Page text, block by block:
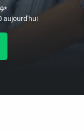
*
aujourd'hui